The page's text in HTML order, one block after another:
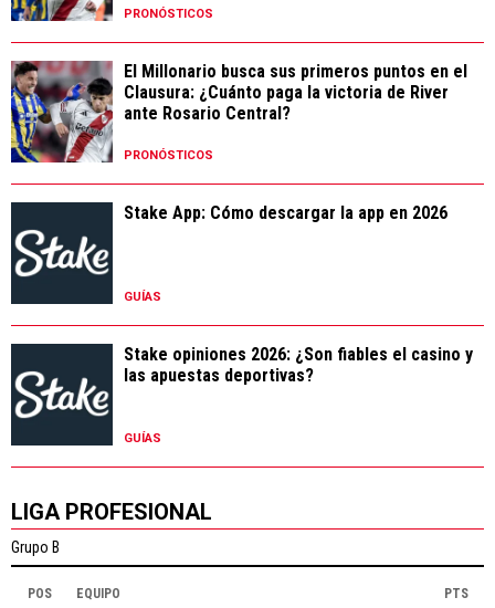
PRONÓSTICOS
El Millonario busca sus primeros puntos en el
Clausura: ¿Cuánto paga la victoria de River
ante Rosario Central?
PRONÓSTICOS
Stake App: Cómo descargar la app en 2026
GUÍAS
Stake opiniones 2026: ¿Son fiables el casino y
las apuestas deportivas?
GUÍAS
LIGA PROFESIONAL